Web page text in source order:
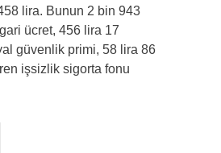
lira. Bunun 2 bin 943
ücret, 456 lira 17
güvenlik primi, 58 lira 86
işsizlik sigorta fonu